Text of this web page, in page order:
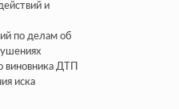
и
по делам об
ДТП
иска